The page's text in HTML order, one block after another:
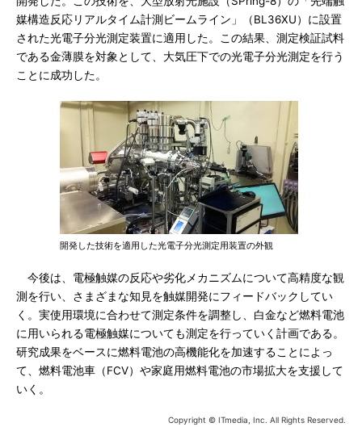
媒構造反応リアルタイム計測ビームライン」（BL36XU）に設置
された光電子分光測定装置に適用した。この結果、測定検証試料
である金薄膜を対象として、大気圧下での光電子分光測定を行う
ことに成功した。
開発した技術を適用した光電子分光測定用装置の外観
今後は、電極触媒の反応や劣化メカニズムについて高精度な観
測を行い、さまざまな知見を触媒開発にフィードバックしてい
く。実使用環境に合わせて測定条件を調整し、白金など燃料電池
に用いられる電極触媒についても測定を行っていく計画である。
研究成果をベースに燃料電池の高機能化を加速することによっ
て、燃料電池車（FCV）や家庭用燃料電池の市場拡大を支援して
いく。
Copyright © ITmedia, Inc. All Rights Reserved.